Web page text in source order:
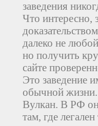
заведения
Что интересно,
далеко не
но получить
сайте
Это заведение
обычной жизни.
Вулкан. В РФ
там, где